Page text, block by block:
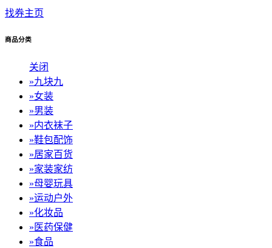
找券主页
商品分类
关闭
»九块九
»女装
»男装
»内衣袜子
»鞋包配饰
»居家百货
»家装家纺
»母婴玩具
»运动户外
»化妆品
» 医药保健
»食品